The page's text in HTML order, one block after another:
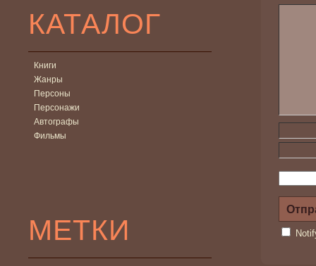
КАТАЛОГ
Книги
Жанры
Персоны
Персонажи
Автографы
Фильмы
МЕТКИ